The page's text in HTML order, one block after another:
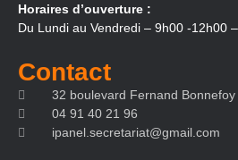
Horaires d’ouverture :
Du Lundi au Vendredi – 9h00 -12h00
Contact
32 boulevard Fernand
04 91 40 21 96
ipanel.secretariat@gmail.com